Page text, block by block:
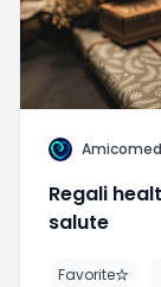
A Amicomed
Regali
salute
Favorite